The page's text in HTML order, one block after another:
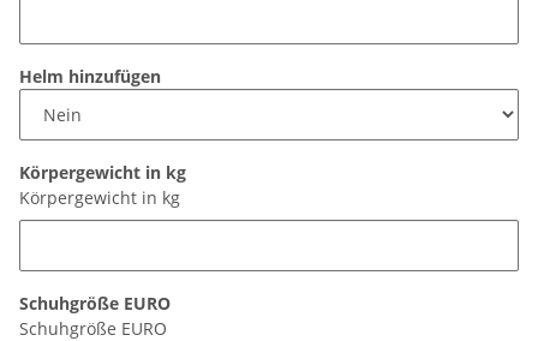
Helm hinzufügen
Körpergewicht in kg
Körpergewicht in kg
Schuhgröße EURO
Schuhgröße EURO